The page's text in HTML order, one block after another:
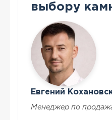
выбору
Евгений
Менеджер по